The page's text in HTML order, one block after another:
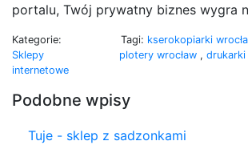
portalu, Twój prywatny biznes wygra
Kategorie:
Sklepy
internetowe
Tagi: kserokopiarki
plotery wrocław ,
Podobne wpisy
Tuje - sklep z sadzonkami